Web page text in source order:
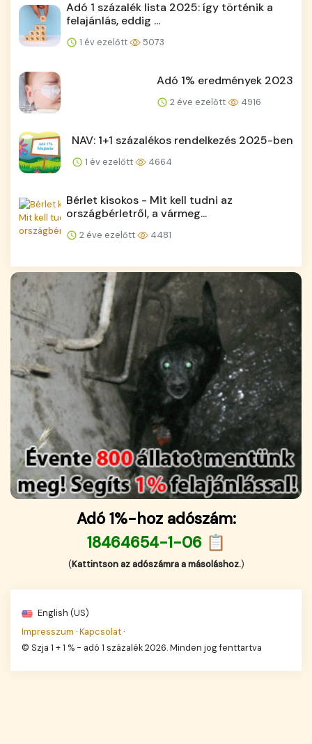
Adó 1 százalék lista 2025: így történik a
felajánlás, eddig ...
1 év ezelőtt 5073
Adó 1% eredmények 2023
2 éve ezelőtt 4916
NAV: 1+1 százalékos rendelkezés 2025-ben
1 év ezelőtt 4664
Bérlet kisokos - Mit kell tudni az
országbérletről, a vármeg...
2 éve ezelőtt 4481
Adó 1%-hoz adószám:
18464654-1-06 📋
(Kattintson az adószámra a másoláshoz.)
English (US)
Impresszum ·Kapcsolat ·
© Szja 1 + 1 % - adó 1 százalék 2026. Minden jog fenttartva